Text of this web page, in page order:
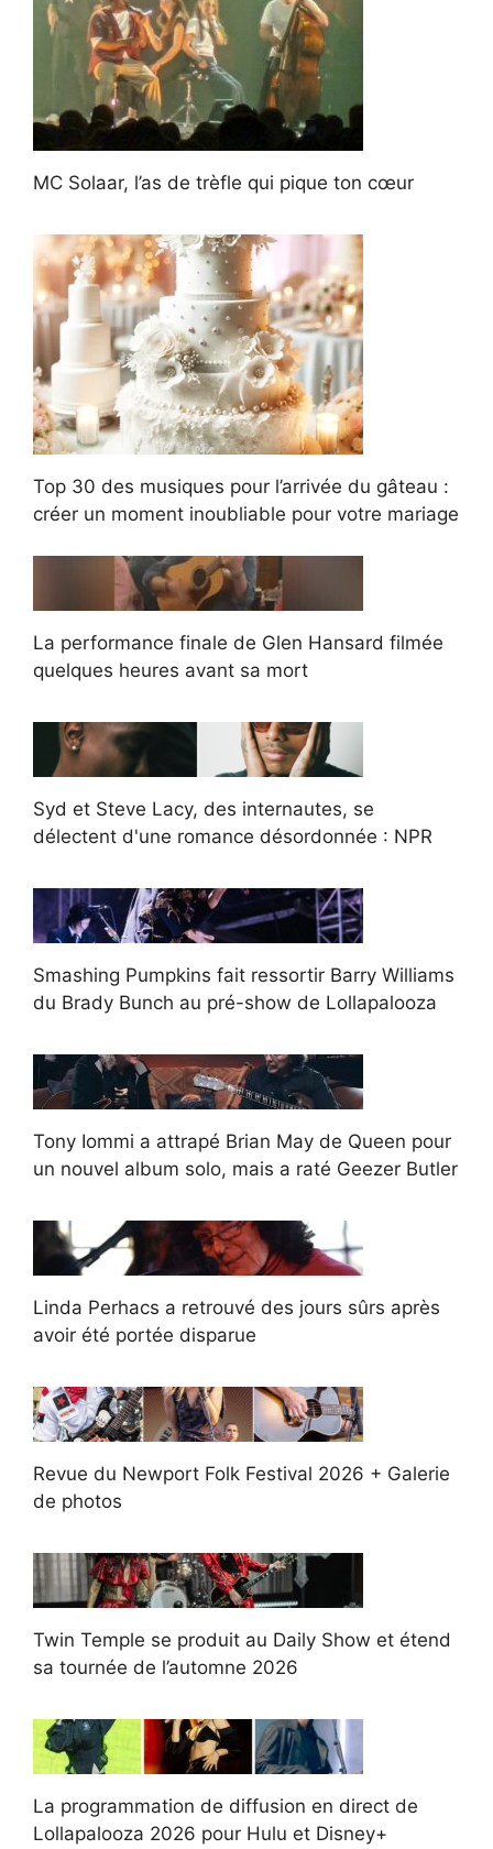
MC Solaar, l’as de trèfle qui pique ton cœur
Top 30 des musiques pour l’arrivée du gâteau :
créer un moment inoubliable pour votre mariage
La performance finale de Glen Hansard filmée
quelques heures avant sa mort
Syd et Steve Lacy, des internautes, se
délectent d'une romance désordonnée : NPR
Smashing Pumpkins fait ressortir Barry Williams
du Brady Bunch au pré-show de Lollapalooza
Tony Iommi a attrapé Brian May de Queen pour
un nouvel album solo, mais a raté Geezer Butler
Linda Perhacs a retrouvé des jours sûrs après
avoir été portée disparue
Revue du Newport Folk Festival 2026 + Galerie
de photos
Twin Temple se produit au Daily Show et étend
sa tournée de l’automne 2026
La programmation de diffusion en direct de
Lollapalooza 2026 pour Hulu et Disney+